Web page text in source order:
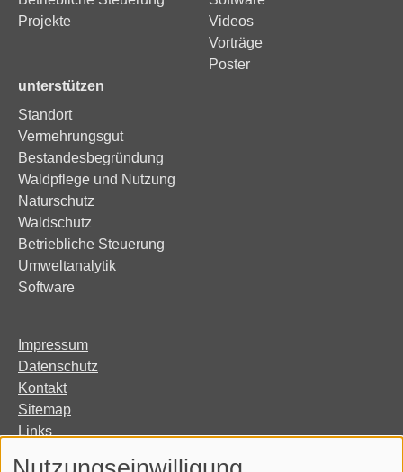
Projekte
Videos
Vorträge
Poster
unterstützen
Standort
Vermehrungsgut
Bestandesbegründung
Waldpflege und Nutzung
Naturschutz
Waldschutz
Betriebliche Steuerung
Umweltanalytik
Software
Impressum
Datenschutz
Kontakt
Sitemap
Links